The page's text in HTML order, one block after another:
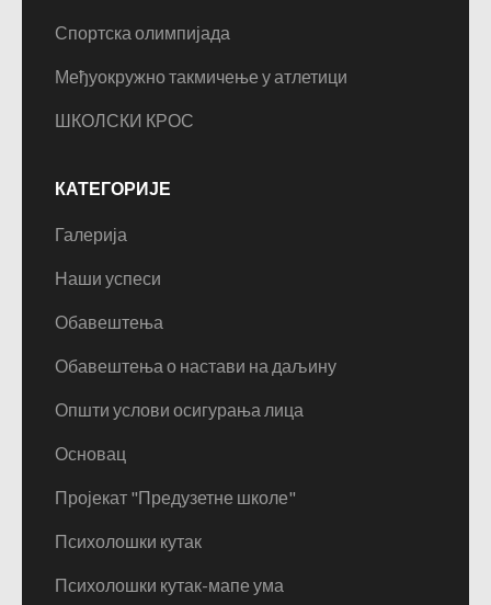
Спортска олимпијада
Међуокружно такмичење у атлетици
ШКОЛСКИ КРОС
КАТЕГОРИЈЕ
Галерија
Наши успеси
Обавештења
Обавештења о настави на даљину
Општи услови осигурања лица
Основац
Пројекат "Предузетне школе"
Психолошки кутак
Психолошки кутак-мапе ума